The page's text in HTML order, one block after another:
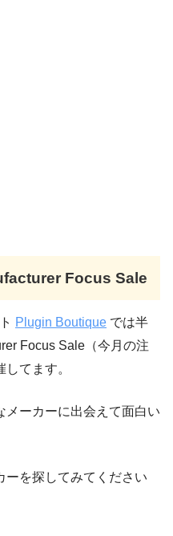
Focus Sale
Plugin Boutique では半
Focus Sale（今月の注
てます。
メーカーに出会えて面白い
ーを探してみてください